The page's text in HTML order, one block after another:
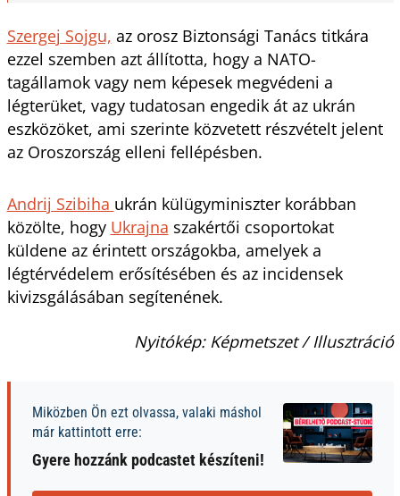
Szergej Sojgu, az orosz Biztonsági Tanács titkára
ezzel szemben azt állította, hogy a NATO-
tagállamok vagy nem képesek megvédeni a
légterüket, vagy tudatosan engedik át az ukrán
eszközöket, ami szerinte közvetett részvételt jelent
az Oroszország elleni fellépésben.
Andrij Szibiha ukrán külügyminiszter korábban
közölte, hogy Ukrajna szakértői csoportokat
küldene az érintett országokba, amelyek a
légtérvédelem erősítésében és az incidensek
kivizsgálásában segítenének.
Nyitókép: Képmetszet / Illusztráció
Miközben Ön ezt olvassa, valaki máshol
már kattintott erre:
Gyere hozzánk podcastet készíteni!